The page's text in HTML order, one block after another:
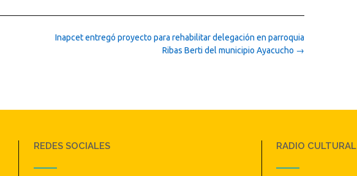
Inapcet entregó proyecto para rehabilitar delegación en parroquia
Ribas Berti del municipio Ayacucho →
REDES SOCIALES RADIO CULTURAL